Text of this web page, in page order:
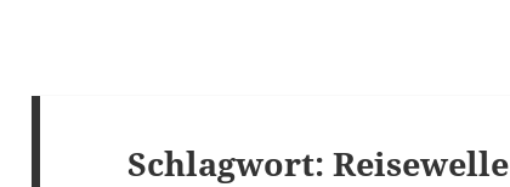
Schlagwort:Reisewelle